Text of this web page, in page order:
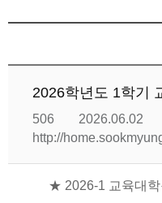
2026학년도 1학기
506
2026.06.02
http://
★ 2026-1 교육대학